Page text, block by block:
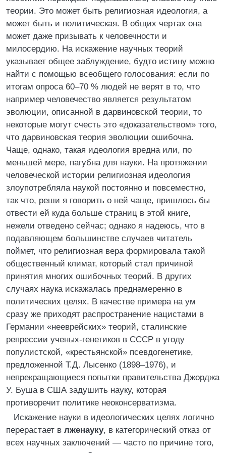
теории. Это может быть религиозная идеология, а
может быть и политическая. В общих чертах она
может даже призывать к человечности и
милосердию. На искажение научных теорий
указывает общее заблуждение, будто истину можно
найти с помощью всеобщего голосования: если по
итогам опроса 60–70 % людей не верят в то, что
например человечество является результатом
эволюции, описанной в дарвиновской теории, то
некоторые могут счесть это «доказательством» того,
что дарвиновская теория эволюции ошибочна.
Чаще, однако, такая идеология вредна или, по
меньшей мере, пагубна для науки. На протяжении
человеческой истории религиозная идеология
злоупотребляла наукой постоянно и повсеместно,
так что, реши я говорить о ней чаще, пришлось бы
отвести ей куда больше страниц в этой книге,
нежели отведено сейчас; однако я надеюсь, что в
подавляющем большинстве случаев читатель
поймет, что религиозная вера формировала такой
общественный климат, который стал причиной
принятия многих ошибочных теорий. В других
случаях наука искажалась преднамеренно в
политических целях. В качестве примера на ум
сразу же приходят распространение нацистами в
Германии «нееврейских» теорий, сталинские
репрессии ученых-генетиков в СССР в угоду
популистской, «крестьянской» псевдогенетике,
предложенной Т.Д. Лысенко (1898–1976), и
непрекращающиеся попытки правительства Джорджа
У. Буша в США задушить науку, которая
противоречит политике неоконсерватизма.
Искажение науки в идеологических целях логично
перерастает в лженауку, в категорический отказ от
всех научных заключений — часто по причине того,